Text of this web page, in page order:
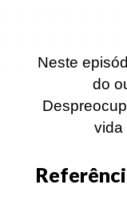
Neste
do
vida